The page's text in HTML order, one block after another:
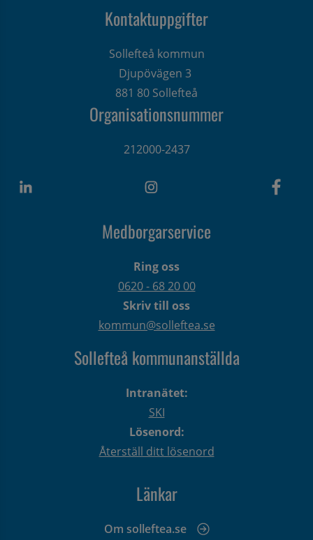
Kontaktuppgifter
Sollefteå kommun
Djupövägen 3
881 80 Sollefteå
Organisationsnummer
212000-2437
Medborgarservice
Ring oss
0620 - 68 20 00
Skriv till oss
kommun@solleftea.se
Sollefteå kommunanställda
Intranätet:
SKI
Lösenord:
Återställ ditt lösenord
Länkar
Om solleftea.se